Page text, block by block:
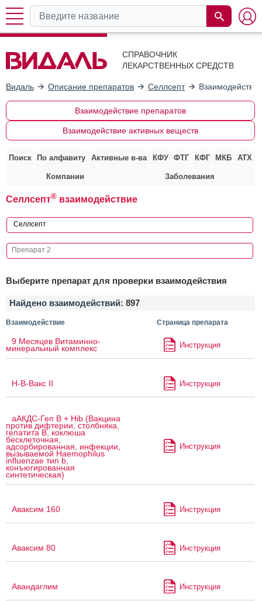
СПРАВОЧНИК
ЛЕКАРСТВЕННЫХ СРЕДСТВ
Видаль Описание препаратов Селлсепт
Взаимодействие препаратов
Взаимодействие активных веществ
Поиск По алфавиту Активные в-ва КФУ ФТГ КФГ МКБ АТХ
Компании Заболевания
Селлсепт® взаимодействие
Выберите препарат для проверки взаимодействия
Найдено взаимодействий: 897
Взаимодействие Страница препарата
9 Месяцев Витаминно-
минеральный комплекс Инструкция
H-B-Вакс II Инструкция
аАКДС-Геп B + Hib (Вакцина
против дифтерии, столбняка,
гепатита B, коклюша
бесклеточная,
адсорбированная, инфекции,
вызываемой Haemophilus
influenzae тип b,
конъюгированная
синтетическая)
Инструкция
Аваксим 160 Инструкция
Аваксим 80 Инструкция
Авандаглим Инструкция